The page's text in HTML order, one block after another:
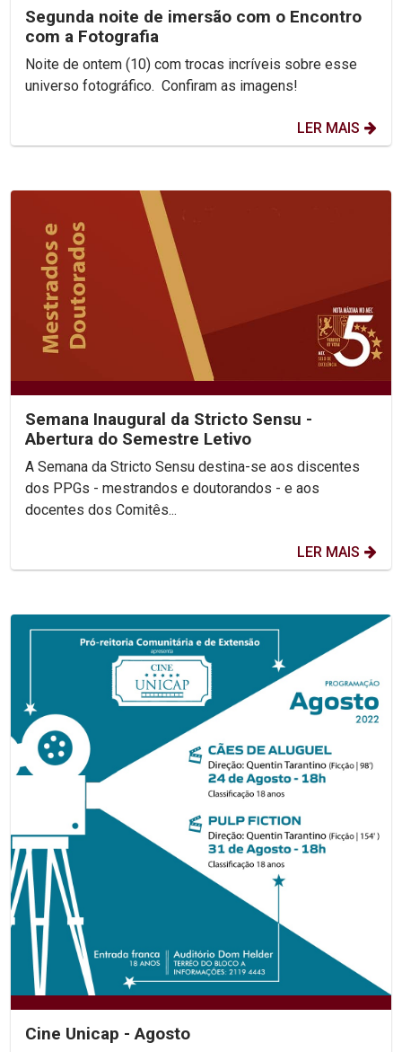
Segunda noite de imersão com o Encontro
com a Fotografia
Noite de ontem (10) com trocas incríveis sobre esse
LER MAIS
Semana Inaugural da Stricto Sensu -
Abertura do Semestre Letivo
A Semana da Stricto Sensu destina-se aos discentes
dos PPGs - mestrandos e doutorandos - e aos
docentes dos Comitês...
LER MAIS
Cine Unicap - Agosto